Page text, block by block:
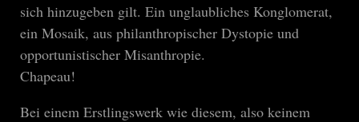
sich hinzugeben gilt. Ein unglaubliches Konglomerat,
ein Mosaik, aus philanthropischer Dystopie und
opportunistischer Misanthropie.
Chapeau!
Bei einem Erstlingswerk wie diesem, also keinem